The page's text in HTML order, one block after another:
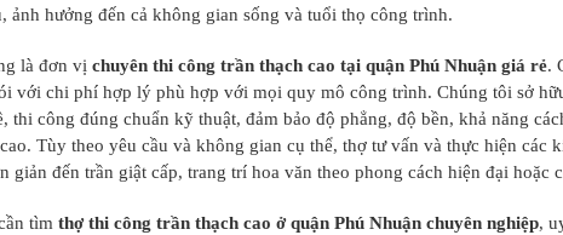
ảnh hưởng đến cả không gian sống và tuổi thọ công trình.
là đơn vị chuyên thi công trần thạch cao tại quận Phú Nhuận giá rẻ.
với chi phí hợp lý phù hợp với mọi quy mô công trình. Chúng tôi sở
thi công đúng chuẩn kỹ thuật, đảm bảo độ phẳng, độ bền, khả năng
Tùy theo yêu cầu và không gian cụ thể, thợ tư vấn và thực hiện các
giản đến trần giật cấp, trang trí hoa văn theo phong cách hiện đại hoặc
tìm thợ thi công trần thạch cao ở quận Phú Nhuận chuyên nghiệp,